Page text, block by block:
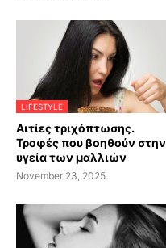
LIFESTYLE
Αιτίες τριχόπτωσης.
Τροφές που βοηθούν στην
υγεία των μαλλιών
November 23, 2025